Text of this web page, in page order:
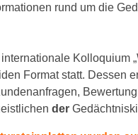
rund um die
Format statt. Dessen
der